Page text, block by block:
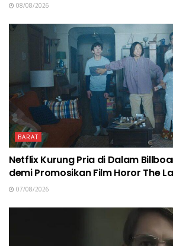
08/08/2026
BARAT
Netflix Kurung Pria di Dalam
demi Promosikan Film Horor The
07/08/2026